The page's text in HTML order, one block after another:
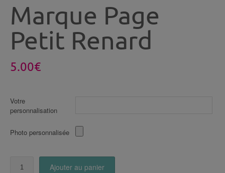
Marque Page
Petit Renard
5.00€
Votre
personnalisation
Photo personnalisée
Ajouter au panier